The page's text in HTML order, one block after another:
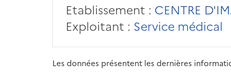
Etablissement : CENTRE
Exploitant : Service médical
Les données présentent les dernières